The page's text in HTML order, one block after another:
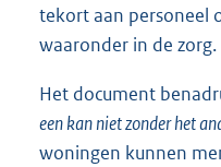
tekort aan personeel
waaronder in de zorg.
Het document
een kan niet zonder het
woningen kunnen